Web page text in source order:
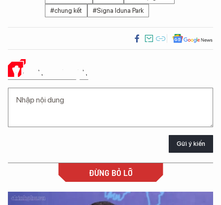
#chung kết
#Signa Iduna Park
Ý KIẾN CỦA BẠN
Gửi ý kiến
ĐỪNG BỎ LỠ